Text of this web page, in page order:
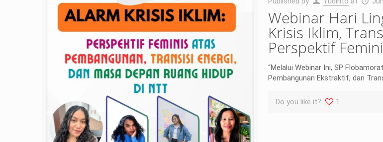
Webinar Hari
Krisis Iklim,
Perspektif
“Melalui Webinar Ini, SP
Pembangunan Ekstraktif, dan
Do you like it? 1